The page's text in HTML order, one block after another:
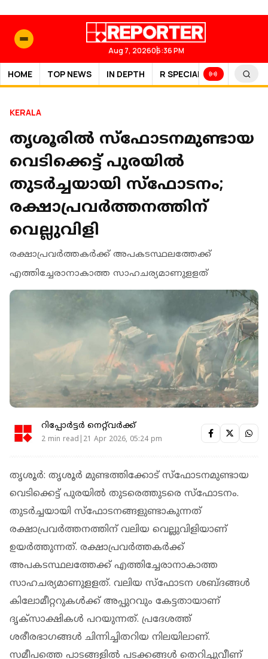
Aug 7, 202606:36 PM
HOME TOP NEWS IN DEPTH R SPECIAL SPORTS
KERALA
തൃശൂരില്‍ സ്‌ഫോടനമുണ്ടായ
വെടിക്കെട്ട് പുരയില്‍
തുടര്‍ച്ചയായി സ്‌ഫോടനം;
രക്ഷാപ്രവര്‍ത്തനത്തിന്
വെല്ലുവിളി
രക്ഷാപ്രവര്‍ത്തകര്‍ക്ക് അപകടസ്ഥലത്തേക്ക്
എത്തിച്ചേരാനാകാത്ത സാഹചര്യമാണുളളത്
റിപ്പോർട്ടർ നെറ്റ്‌വര്‍ക്ക്‌
2 min read|21 Apr 2026, 05:24 pm
തൃശൂര്‍: തൃശൂര്‍ മുണ്ടത്തിക്കോട് സ്‌ഫോടനമുണ്ടായ
വെടിക്കെട്ട് പുരയില്‍ തുടരെത്തുടരെ സ്‌ഫോടനം.
തുടര്‍ച്ചയായി സ്‌ഫോടനങ്ങളുണ്ടാകുന്നത്
രക്ഷാപ്രവര്‍ത്തനത്തിന് വലിയ വെല്ലുവിളിയാണ്
ഉയര്‍ത്തുന്നത്. രക്ഷാപ്രവര്‍ത്തകര്‍ക്ക്
അപകടസ്ഥലത്തേക്ക് എത്തിച്ചേരാനാകാത്ത
സാഹചര്യമാണുളളത്. വലിയ സ്‌ഫോടന ശബ്ദങ്ങള്‍
കിലോമീറ്ററുകള്‍ക്ക് അപ്പുറവും കേട്ടതായാണ്
ദൃക്‌സാക്ഷികള്‍ പറയുന്നത്. പ്രദേശത്ത്
ശരീരഭാഗങ്ങള്‍ ചിന്നിച്ചിതറിയ നിലയിലാണ്.
സമീപത്തെ പാടങ്ങളില്‍ പടക്കങ്ങള്‍ തെറിച്ചുവീണ്